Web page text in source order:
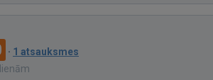
· 1 atsauksmes